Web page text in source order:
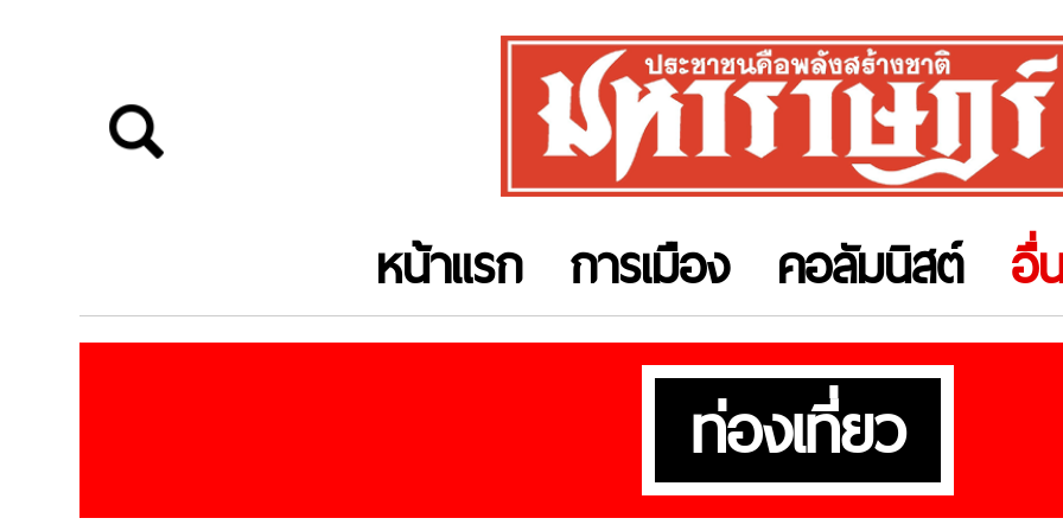
หน้าแรก การเมือง คอลัมนิสต์ อื่
ท่องเที่ยว